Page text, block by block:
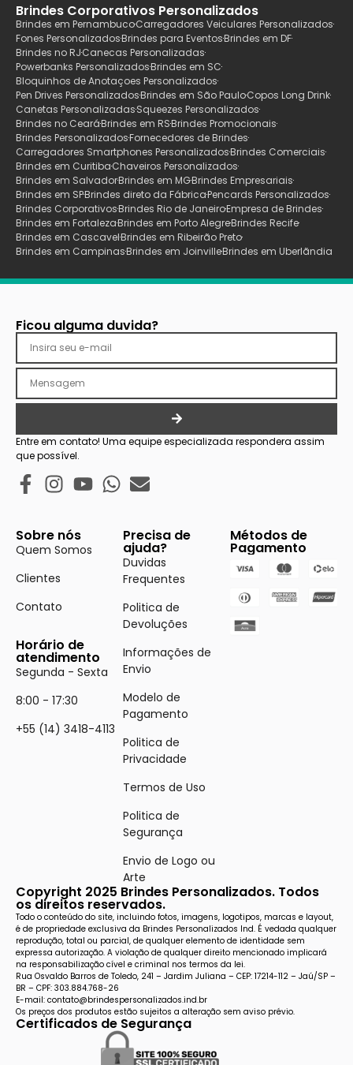
Brindes Corporativos Personalizados
Brindes em PernambucoCarregadores Veiculares Personalizados
Fones PersonalizadosBrindes para EventosBrindes em DF
Brindes no RJCanecas Personalizadas
Powerbanks PersonalizadosBrindes em SC
Bloquinhos de Anotaçoes Personalizados
Pen Drives PersonalizadosBrindes em São PauloCopos Long Drink
Canetas PersonalizadasSqueezes Personalizados
Brindes no CearáBrindes em RSBrindes Promocionais
Brindes PersonalizadosFornecedores de Brindes
Carregadores Smartphones PersonalizadosBrindes Comerciais
Brindes em CuritibaChaveiros Personalizados
Brindes em SalvadorBrindes em MGBrindes Empresariais
Brindes em SPBrindes direto da FábricaPencards Personalizados
Brindes CorporativosBrindes Rio de JaneiroEmpresa de Brindes
Brindes em FortalezaBrindes em Porto AlegreBrindes Recife
Brindes em CascavelBrindes em Ribeirão Preto
Brindes em CampinasBrindes em JoinvilleBrindes em Uberlãndia
Ficou alguma duvida?
Entre em contato! Uma equipe especializada respondera assim
que possível.
Sobre nós
Quem Somos
Clientes
Contato
Horário de
atendimento
Segunda - Sexta
8:00 - 17:30
+55 (14) 3418-4113
Precisa de
ajuda?
Duvidas
Frequentes
Politica de
Devoluções
Informações de
Envio
Modelo de
Pagamento
Politica de
Privacidade
Termos de Uso
Politica de
Segurança
Envio de Logo ou
Arte
Métodos de
Pagamento
Copyright 2025 Brindes Personalizados. Todos
os direitos reservados.
Todo o conteúdo do site, incluindo fotos, imagens, logotipos, marcas e layout,
é de propriedade exclusiva da Brindes Personalizados Ind. É vedada qualquer
reprodução, total ou parcial, de qualquer elemento de identidade sem
expressa autorização. A violação de qualquer direito mencionado implicará
na responsabilização cível e criminal nos termos da lei.
Rua Osvaldo Barros de Toledo, 241 – Jardim Juliana – CEP: 17214-112 – Jaú/SP –
BR – CPF: 303.884.768-26
E-mail: contato@brindespersonalizados.ind.br
Os preços dos produtos estão sujeitos a alteração sem aviso prévio.
Certificados de Segurança